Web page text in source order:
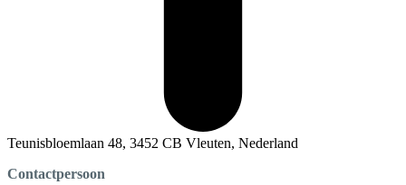
Teunisbloemlaan 48, 3452 CB Vleuten, Nederland
Contactpersoon